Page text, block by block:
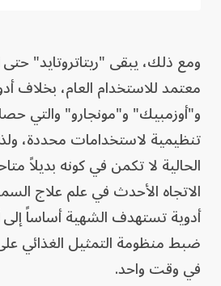
ومع ذلك، يبقى "ريتاتروتايد" حتى
معتمد للاستخدام العام، بخلاف
و"أوزمبيك" و"مونجارو" والتي
تنظيمية لاستخدامات محددة،
الحالية لا تكمن في كونه بديلاً
الاتجاه الأحدث في علم علاج
أدوية تستهدف الشهية أساساً إلى
ضبط منظومة التمثيل الغذائي
في وقت واحد.